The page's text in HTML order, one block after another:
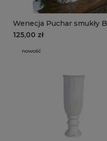
Wenecja Puchar smukły B
125,00 zł
nowość